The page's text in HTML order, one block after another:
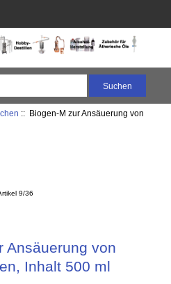
:: Biogen-M zur Ansäuerung von
9/36
Ansäuerung von
Inhalt 500 ml